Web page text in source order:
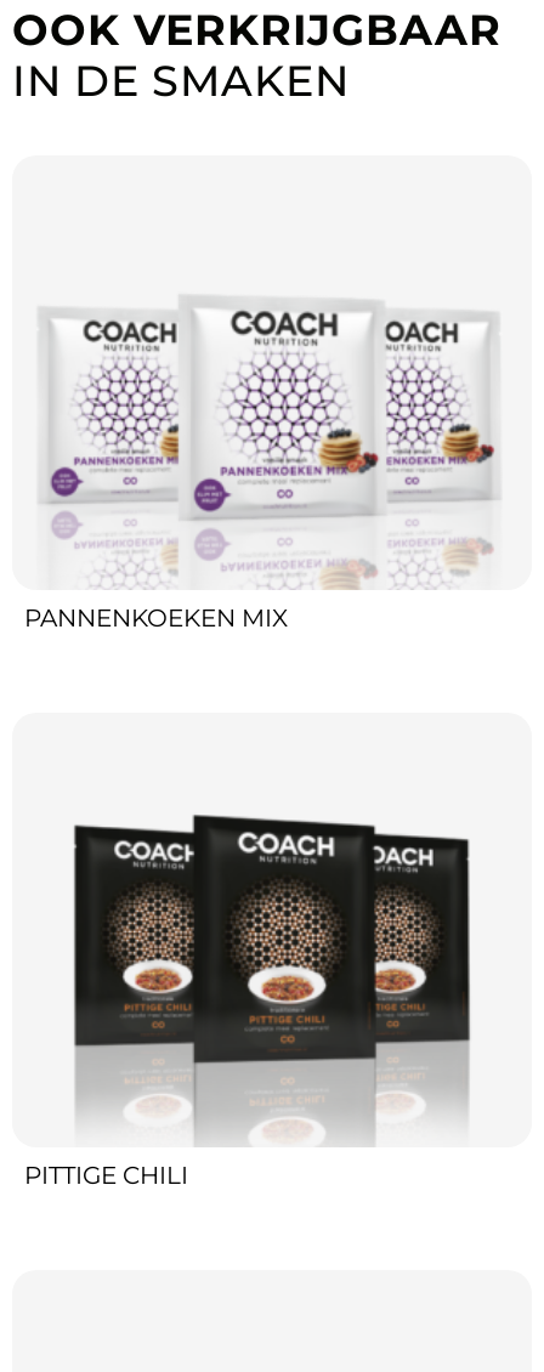
OOK VERKRIJGBAAR
IN DE SMAKEN
PANNENKOEKEN MIX
PITTIGE CHILI